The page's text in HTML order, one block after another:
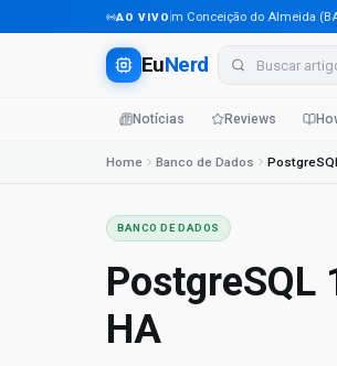
AO VIVO
Tecnologia em Conceição do Almeida (BA)
EuNerd
Notícias Reviews
Home Banco de Dados
BANCO DE DADOS
PostgreSQL
HA